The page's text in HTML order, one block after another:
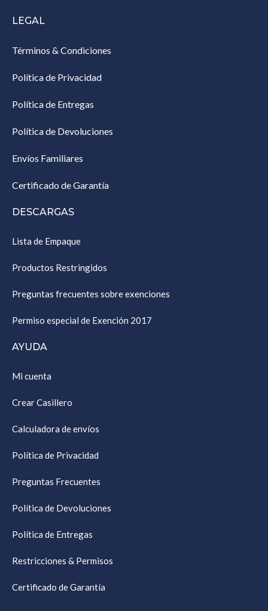
LEGAL
Términos & Condiciones
Política de Privacidad
Política de Entregas
Política de Devoluciones
Envíos Familiares
Certificado de Garantía
DESCARGAS
Lista de Empaque
Productos Restringidos
Preguntas frecuentes sobre exenciones
Permiso especial de Exención 2017
AYUDA
Mi cuenta
Crear Casillero
Calculadora de envíos
Política de Privacidad
Preguntas Frecuentes
Política de Devoluciones
Política de Entregas
Restricciones & Permisos
Certificado de Garantía